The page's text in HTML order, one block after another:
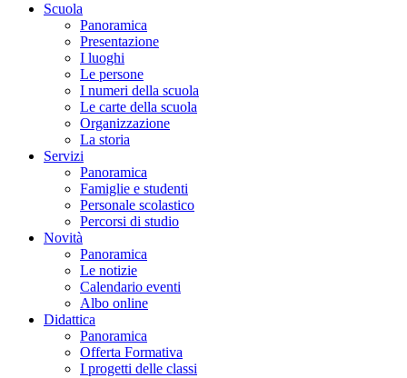
Scuola
Panoramica
Presentazione
I luoghi
Le persone
I numeri della scuola
Le carte della scuola
Organizzazione
La storia
Servizi
Panoramica
Famiglie e studenti
Personale scolastico
Percorsi di studio
Novità
Panoramica
Le notizie
Calendario eventi
Albo online
Didattica
Panoramica
Offerta Formativa
I progetti delle classi